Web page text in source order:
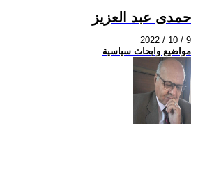
حمدى عبد العزيز
2022 / 10 / 9
مواضيع وابحاث سياسية